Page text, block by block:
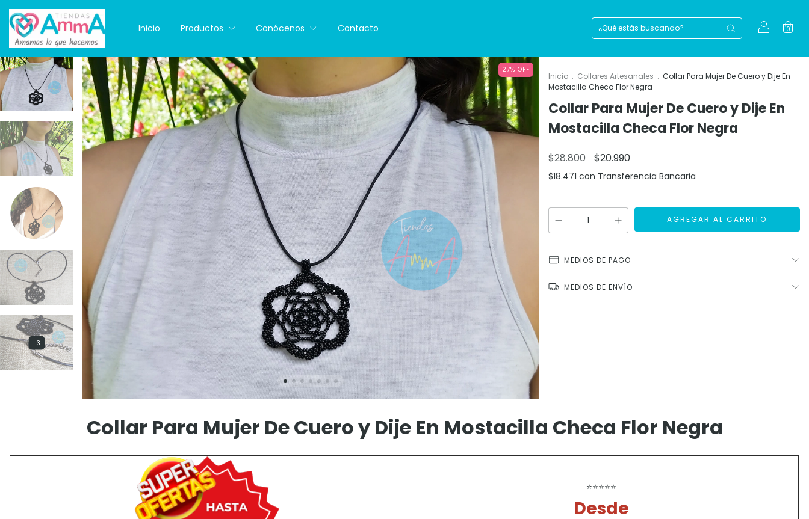
Inicio Productos Conócenos Contacto 0
+3
27% OFF
Inicio . Collares Artesanales . Collar Para Mujer De Cuero y Dije En
Mostacilla Checa Flor Negra
Collar Para Mujer De Cuero y Dije En
Mostacilla Checa Flor Negra
$28.800 $20.990
$18.471 con Transferencia Bancaria
MEDIOS DE PAGO
MEDIOS DE ENVÍO
Collar Para Mujer De Cuero y Dije En Mostacilla Checa Flor Negra
⭐⭐⭐⭐⭐
Desde